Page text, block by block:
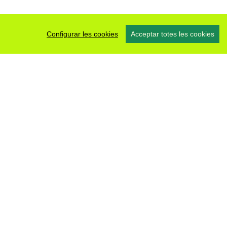
Configurar les cookies Acceptar totes les cookies